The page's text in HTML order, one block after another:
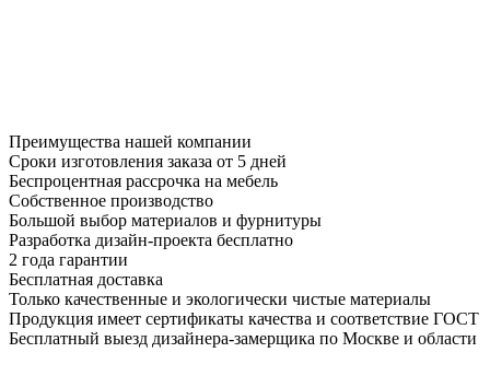
Преимущества нашей компании
Сроки изготовления заказа от 5 дней
Беспроцентная рассрочка на мебель
Собственное производство
Большой выбор материалов и фурнитуры
Разработка дизайн-проекта бесплатно
2 года гарантии
Бесплатная доставка
Только качественные и экологически чистые материалы
Продукция имеет сертификаты качества и соответствие ГОСТ
Бесплатный выезд дизайнера-замерщика по Москве и области